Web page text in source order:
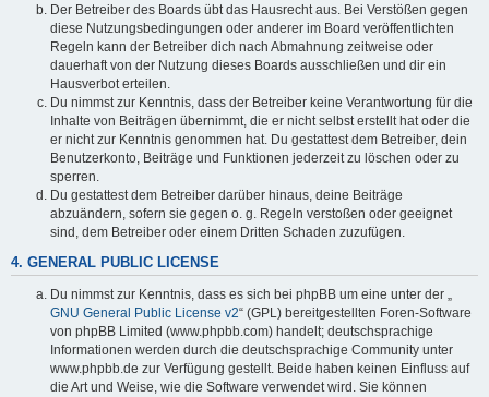
Der Betreiber des Boards übt das Hausrecht aus. Bei Verstößen gegen
diese Nutzungsbedingungen oder anderer im Board veröffentlichten
Regeln kann der Betreiber dich nach Abmahnung zeitweise oder
dauerhaft von der Nutzung dieses Boards ausschließen und dir ein
Hausverbot erteilen.
Du nimmst zur Kenntnis, dass der Betreiber keine Verantwortung für die
Inhalte von Beiträgen übernimmt, die er nicht selbst erstellt hat oder die
er nicht zur Kenntnis genommen hat. Du gestattest dem Betreiber, dein
Benutzerkonto, Beiträge und Funktionen jederzeit zu löschen oder zu
sperren.
Du gestattest dem Betreiber darüber hinaus, deine Beiträge
abzuändern, sofern sie gegen o. g. Regeln verstoßen oder geeignet
sind, dem Betreiber oder einem Dritten Schaden zuzufügen.
4. GENERAL PUBLIC LICENSE
Du nimmst zur Kenntnis, dass es sich bei phpBB um eine unter der „
GNU General Public License v2“ (GPL) bereitgestellten Foren-Software
von phpBB Limited (www.phpbb.com) handelt; deutschsprachige
Informationen werden durch die deutschsprachige Community unter
www.phpbb.de zur Verfügung gestellt. Beide haben keinen Einfluss auf
die Art und Weise, wie die Software verwendet wird. Sie können